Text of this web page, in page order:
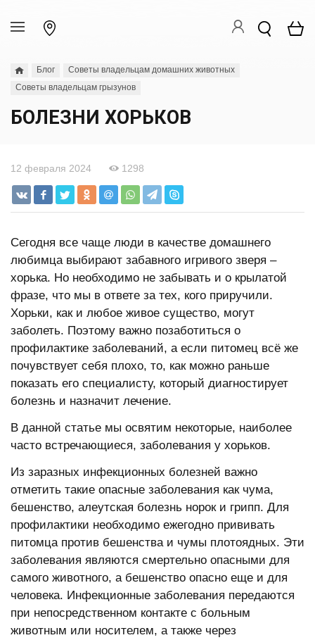
Блог
Советы владельцам домашних животных
Советы владельцам грызунов
БОЛЕЗНИ ХОРЬКОВ
12 февраля 2024 1298
Сегодня все чаще люди в качестве домашнего
любимца выбирают забавного игривого зверя –
хорька. Но необходимо не забывать и о крылатой
фразе, что мы в ответе за тех, кого приручили.
Хорьки, как и любое живое существо, могут
заболеть. Поэтому важно позаботиться о
профилактике заболеваний, а если питомец всё же
почувствует себя плохо, то, как можно раньше
показать его специалисту, который диагностирует
болезнь и назначит лечение.
В данной статье мы освятим некоторые, наиболее
часто встречающиеся, заболевания у хорьков.
Из заразных инфекционных болезней важно
отметить такие опасные заболевания как чума,
бешенство, алеутская болезнь норок и грипп. Для
профилактики необходимо ежегодно прививать
питомца против бешенства и чумы плотоядных. Эти
заболевания являются смертельно опасными для
самого животного, а бешенство опасно еще и для
человека. Инфекционные заболевания передаются
при непосредственном контакте с больным
животным или носителем, а также через